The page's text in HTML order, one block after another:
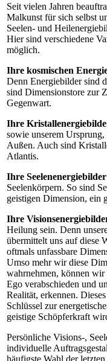
Seit vielen Jahren
Malkunst für sich selbst
Seelen- und
Hier sind verschiedene
möglich.
Ihre kosmischen
Denn Energiebilder sind
sind Dimensionstore zur
Gegenwart.
Ihre
sowie unserem
Außen. Auch sind
Atlantis.
Ihre Seelenenergiebilder
Seelenkörpern. So sind
geistigen Dimension, ein
Ihre
Heilung sein. Denn
übermittelt uns auf diese
oftmals unfassbare
Umso mehr wir diese
wahrnehmen, können
Ego verabschieden und
Realität, erkennen.
Schlüssel zur
geistige Schöpferkraft
Persönliche Visions-,
individuelle
häufigste Wahl der